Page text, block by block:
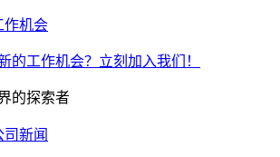
作机会
的工作机会？立刻加入我们！
的探索者
司新闻